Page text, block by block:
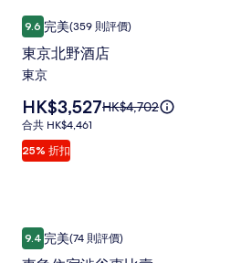
關
標
準
詳
東
京
北
野
酒
店
相
9.69.6 分 (滿分為 10 分)，完美，(359 則評價)
完美(359 則評價)
東京北野酒店
東京
25% 折扣
價
格
為
HK$3,527
HK$3,527原
關
HK$4,702
合
共
HK$4,461
合共 HK$4,461
東京北野酒店
東
急
9.49.4 分 (滿分為 10 分)，完美，(74 則評價)
完美(74 則評價)
東急住宿渋谷惠比壽